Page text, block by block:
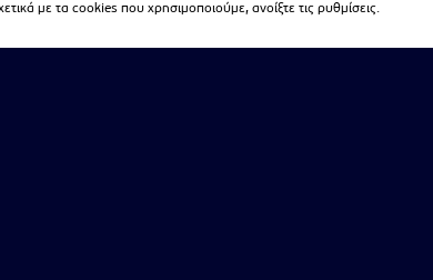
με τα cookies που χρησιμοποιούμε, ανοίξτε τις ρυθμίσεις.